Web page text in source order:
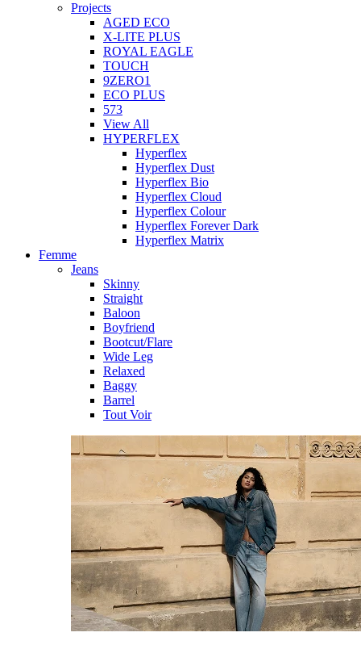
Projects
AGED ECO
X-LITE PLUS
ROYAL EAGLE
TOUCH
9ZERO1
ECO PLUS
573
View All
HYPERFLEX
Hyperflex
Hyperflex Dust
Hyperflex Bio
Hyperflex Cloud
Hyperflex Colour
Hyperflex Forever Dark
Hyperflex Matrix
Femme
Jeans
Skinny
Straight
Baloon
Boyfriend
Bootcut/Flare
Wide Leg
Relaxed
Baggy
Barrel
Tout Voir